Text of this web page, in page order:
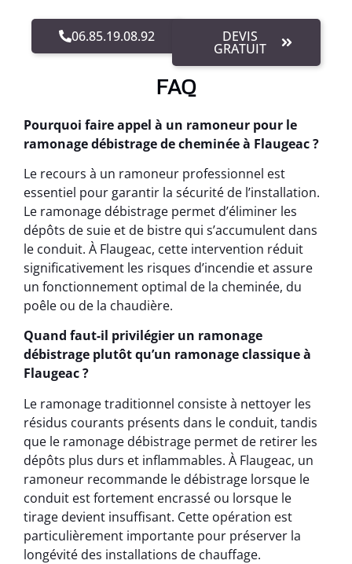
06.85.19.08.92 DEVIS
GRATUIT
FAQ
Pourquoi faire appel à un ramoneur pour le
ramonage débistrage de cheminée à Flaugeac ?
Le recours à un ramoneur professionnel est
essentiel pour garantir la sécurité de l’installation.
Le ramonage débistrage permet d’éliminer les
dépôts de suie et de bistre qui s’accumulent dans
le conduit. À Flaugeac, cette intervention réduit
significativement les risques d’incendie et assure
un fonctionnement optimal de la cheminée, du
poêle ou de la chaudière.
Quand faut-il privilégier un ramonage
débistrage plutôt qu’un ramonage classique à
Flaugeac ?
Le ramonage traditionnel consiste à nettoyer les
résidus courants présents dans le conduit, tandis
que le ramonage débistrage permet de retirer les
dépôts plus durs et inflammables. À Flaugeac, un
ramoneur recommande le débistrage lorsque le
conduit est fortement encrassé ou lorsque le
tirage devient insuffisant. Cette opération est
particulièrement importante pour préserver la
longévité des installations de chauffage.